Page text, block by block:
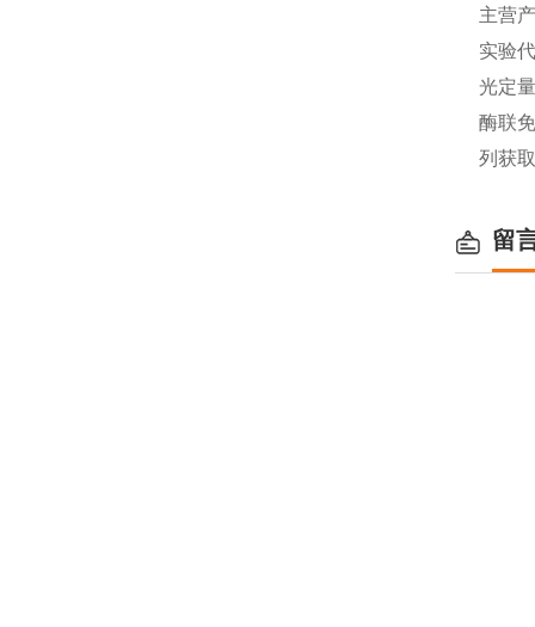
主营
实验
光定
酶联
列获
留